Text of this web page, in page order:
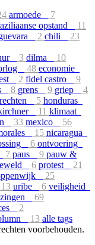
armoede
7
opstand
11
2 chili
23
3 dilma
10
48 economie
2 fidel castro
9
8 grens 9 griep
4
5 honduras
11 klimaat
33 mexico
56
15 nicaragua
6 ontvoering
7 paus 9 pauw &
6 protest
21
25
13 uribe 6 veiligheid
69
2
13 alle tags
voorbehouden.